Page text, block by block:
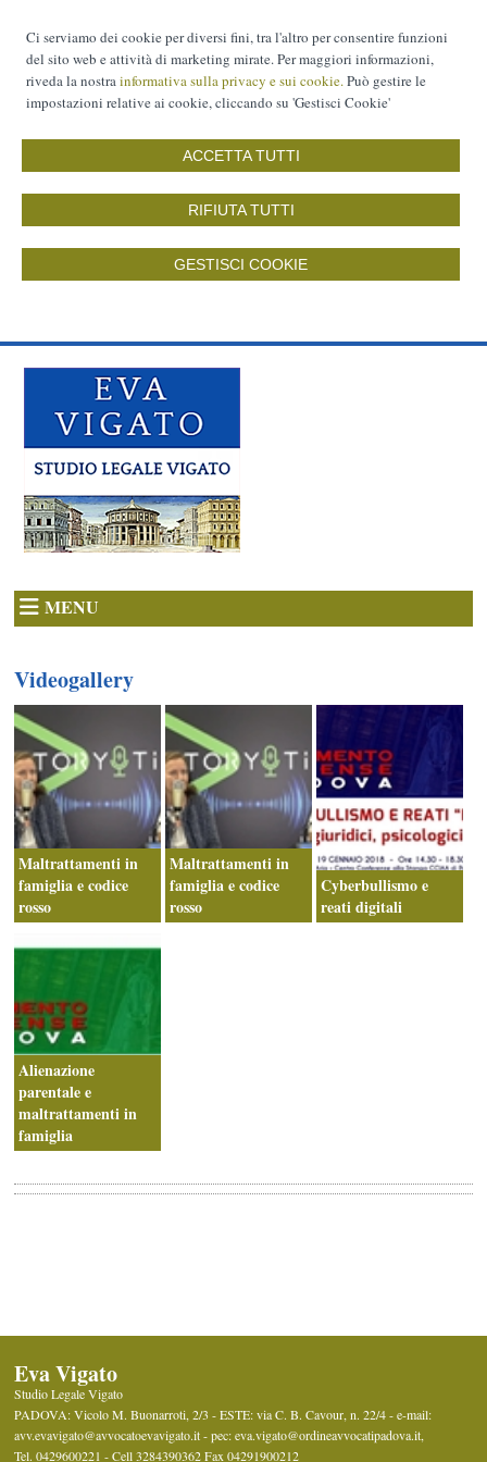
Ci serviamo dei cookie per diversi fini, tra l'altro per consentire funzioni
del sito web e attività di marketing mirate. Per maggiori informazioni,
riveda la nostrainformativa sulla privacy e sui cookie.Può gestire le
impostazioni relative ai cookie, cliccando su 'Gestisci Cookie'
ACCETTA TUTTI
RIFIUTA TUTTI
GESTISCI COOKIE
MENU
Videogallery
Maltrattamenti in
famiglia e codice
rosso
Maltrattamenti in
famiglia e codice
rosso
Cyberbullismo e
reati digitali
Alienazione
parentale e
maltrattamenti in
famiglia
Eva Vigato
Studio Legale Vigato
PADOVA: Vicolo M. Buonarroti, 2/3 - ESTE: via C. B. Cavour, n. 22/4 -e-mail:
avv.evavigato@avvocatoevavigato.it - pec: eva.vigato@ordineavvocatipadova.it,
Tel.0429600221 - Cell 3284390362Fax04291900212